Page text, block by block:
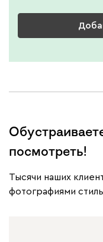
посмотреть!
Тысячи наших
фотографиями